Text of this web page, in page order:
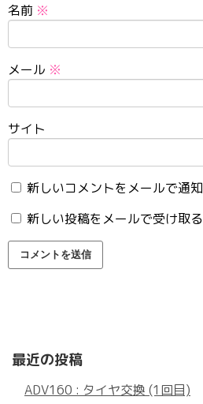
名前 ※
メール ※
サイト
新しいコメントをメールで通知
新しい投稿をメールで受け取る
最近の投稿
ADV160 : タイヤ交換 (1回目)